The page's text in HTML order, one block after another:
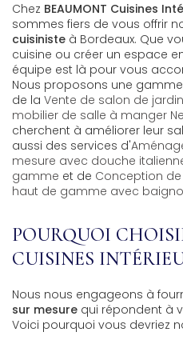
Chez BEAUMONT Cuisines
sommes fiers de vous offrir
cuisiniste à Bordeaux. Que
cuisine ou créer un espace
équipe est là pour vous
Nous proposons une
de la Vente de salon de
mobilier de salle à manger
cherchent à améliorer leur
aussi des services d'
mesure avec douche
gamme et de Conception
haut de gamme avec
POURQUOI
CUISINES
Nous nous engageons à
sur mesure qui répondent à
Voici pourquoi vous devriez